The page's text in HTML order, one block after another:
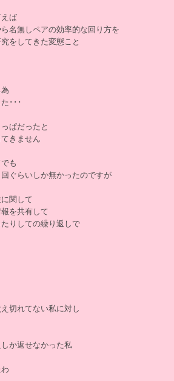
ば
名無しペアの効率的な回り方を
をしてきた変態こと
･･･
ぱだったと
きません
も
ぐらいしか無かったのですが
関して
を共有して
りしての繰り返しで
切れてない私に対し
か返せなかった私